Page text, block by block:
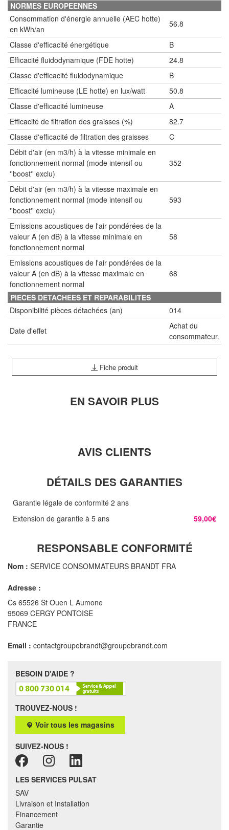
NORMES EUROPEENNES
Consommation d'énergie annuelle (AEC hotte)
en kWh/an
56.8
Classe d'efficacité énergétique
B
Efficacité fluidodynamique (FDE hotte)
24.8
Classe d'efficacité fluidodynamique
B
Efficacité lumineuse (LE hotte) en lux/watt
50.8
Classe d'efficacité lumineuse
A
Efficacité de filtration des graisses (%)
82.7
Classe d'efficacité de filtration des graisses
C
Débit d'air (en m3/h) à la vitesse minimale en
fonctionnement normal (mode intensif ou
''boost'' exclu)
352
Débit d'air (en m3/h) à la vitesse maximale en
fonctionnement normal (mode intensif ou
''boost'' exclu)
593
Emissions acoustiques de l'air pondérées de la
valeur A (en dB) à la vitesse minimale en
fonctionnement normal
58
Emissions acoustiques de l'air pondérées de la
valeur A (en dB) à la vitesse maximale en
fonctionnement normal
68
PIECES DETACHEES ET REPARABILITES
Disponibilité pièces détachées (an)
014
Date d'effet
Achat du
consommateur.
Fiche produit
EN SAVOIR PLUS
AVIS CLIENTS
DÉTAILS DES GARANTIES
Garantie légale de conformité 2 ans
Extension de garantie à 5 ans
59,00€
RESPONSABLE CONFORMITÉ
Nom : SERVICE CONSOMMATEURS BRANDT FRA
Adresse :
Cs 65526 St Ouen L Aumone
95069 CERGY PONTOISE
FRANCE
Email : contactgroupebrandt@groupebrandt.com
BESOIN D'AIDE ?
TROUVEZ-NOUS !
Voir tous les magasins
SUIVEZ-NOUS !
LES SERVICES PULSAT
SAV
Livraison et Installation
Financement
Garantie